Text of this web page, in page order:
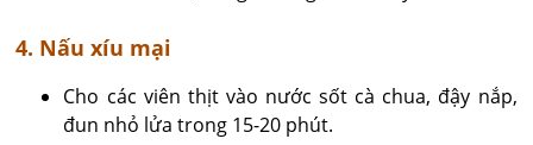
4. Nấu xíu mại
Cho các viên thịt vào nước sốt cà chua, đậy nắp,
đun nhỏ lửa trong 15-20 phút.